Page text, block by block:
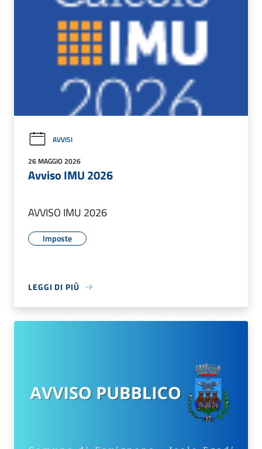
AVVISI
26 MAGGIO 2026
Avviso IMU 2026
AVVISO IMU 2026
Imposte
LEGGI DI PIÙ